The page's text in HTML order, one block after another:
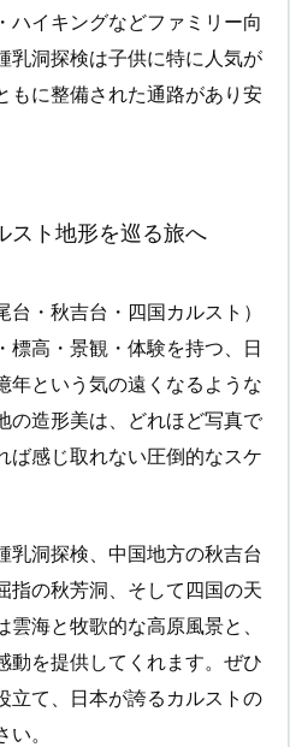
ハイキングなどファミリー向
乳洞探検は子供に特に人気が
もに整備された通路があり安
スト地形を巡る旅へ
・秋吉台・四国カルスト）
標高・景観・体験を持つ、日
年という気の遠くなるような
の造形美は、どれほど写真で
ば感じ取れない圧倒的なスケ
乳洞探検、中国地方の秋吉台
指の秋芳洞、そして四国の天
海と牧歌的な高原風景と、
動を提供してくれます。ぜひ
立て、日本が誇るカルストの
。